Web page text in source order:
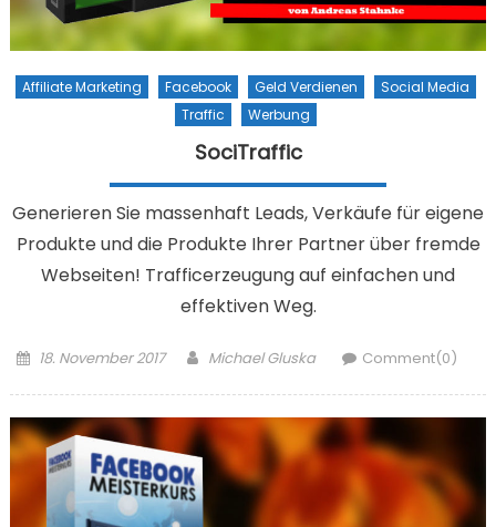
Affiliate Marketing Facebook Geld Verdienen
Social Media
Traffic
Werbung
SociTraffic
Generieren Sie massenhaft Leads, Verkäufe für eigene
Produkte und die Produkte Ihrer ​Partner über fremde
Webseiten! Trafficerzeugung auf einfachen und
effektiven Weg.
Posted on
18. November 2017 Author
Michael Gluska Comment(0)